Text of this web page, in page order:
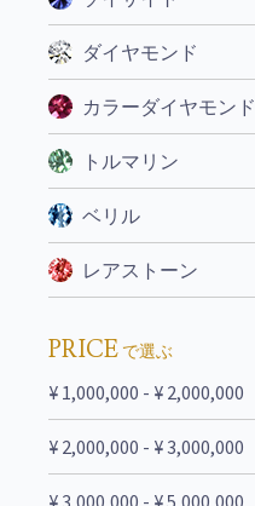
ダイヤモンド
カラーダイヤモンド
トルマリン
ベリル
レアストーン
PRICE で選ぶ
¥ 1,000,000 - ¥ 2,000,000
¥ 2,000,000 - ¥ 3,000,000